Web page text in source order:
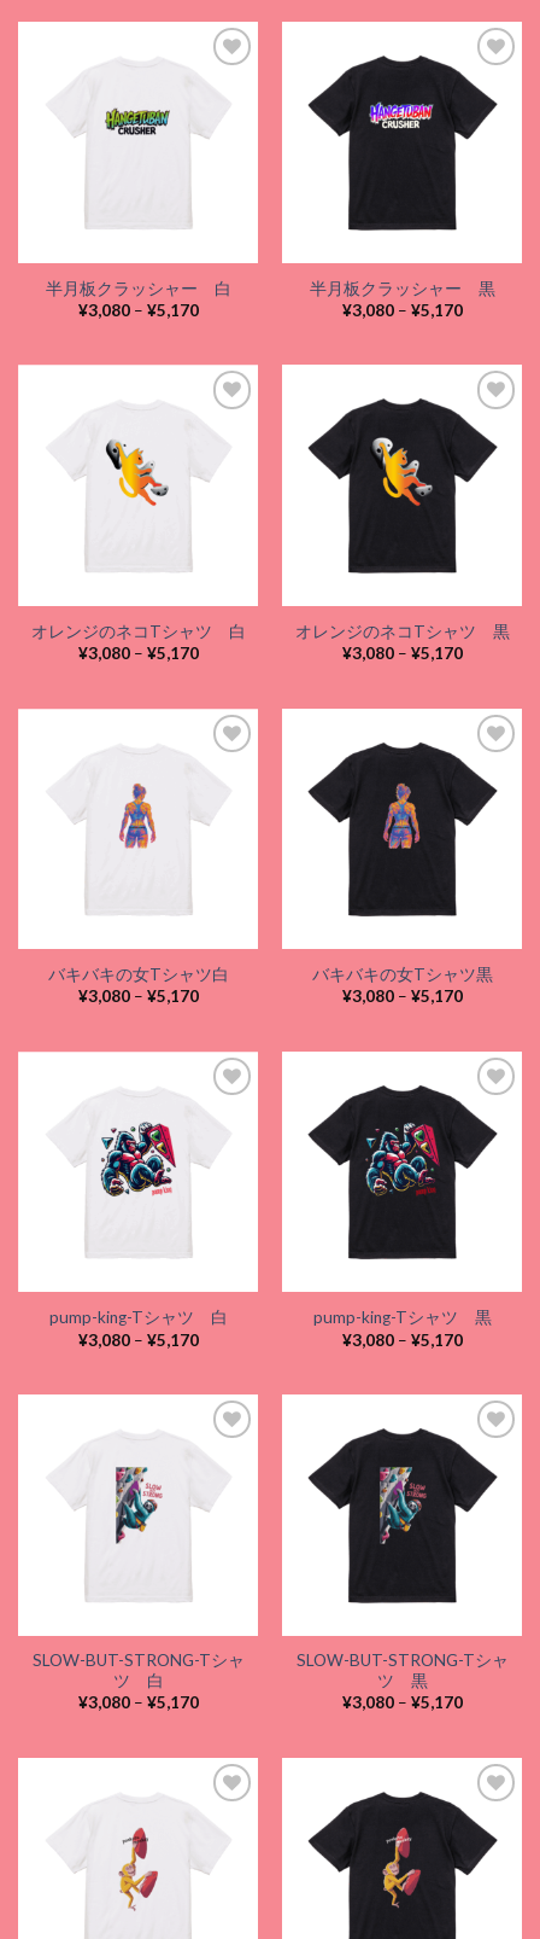
–
¥5,170
–
¥5,170
wishlist
半月板クラッシャー 白
¥3,080 – ¥5,170価
–
¥5,170
Add to
wishlist
半月板クラッシャー 黒
¥3,080 – ¥5,170価
¥5,170
wishlist
オレンジのネコTシャツ 白
¥3,080 – ¥5,170価
–
¥5,170
Add to
wishlist
オレンジのネコTシャツ 黒
¥3,080 – ¥5,170価
–
¥5,170
wishlist
バキバキの女Tシャツ白
¥3,080 – ¥5,170価
–
¥5,170
Add to
wishlist
バキバキの女Tシャツ黒
¥3,080 – ¥5,170価
–
¥5,170
wishlist
pump-king-Tシャツ 白
¥3,080 – ¥5,170価
¥5,170
Add to
wishlist
pump-king-Tシャツ 黒
¥3,080 – ¥5,170価
¥5,170
Add to
wishlist
SLOW-BUT-STRONG-Tシャ
ツ 白
¥3,080 – ¥5,170価
–
¥5,170
Add to
wishlist
SLOW-BUT-STRONG-Tシャ
ツ 黒
¥3,080 – ¥5,170価
–
¥5,170
Add to
wishlist
Add to
wishlist